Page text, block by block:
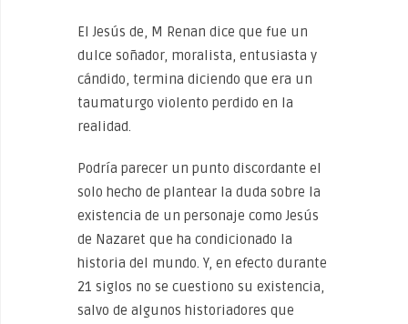
El Jesús de, M Renan dice que fue un
dulce soñador, moralista, entusiasta y
cándido, termina diciendo que era un
taumaturgo violento perdido en la
realidad.
Podría parecer un punto discordante el
solo hecho de plantear la duda sobre la
existencia de un personaje como Jesús
de Nazaret que ha condicionado la
historia del mundo. Y, en efecto durante
21 siglos no se cuestiono su existencia,
salvo de algunos historiadores que